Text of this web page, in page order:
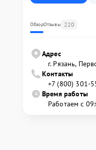
ОбзорОтзывы 220
Адрес
г. Рязань,
Контакты
+7 (800) 301-
Время работы
Работаем с